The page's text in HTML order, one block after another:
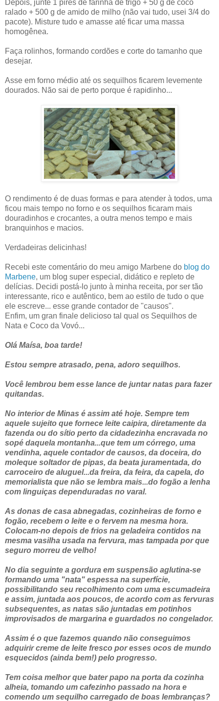
Depois, junte 1 pires de farinha de trigo + 50 g de coco
ralado + 500 g de amido de milho (não vai tudo, usei 3/4 do
pacote). Misture tudo e amasse até ficar uma massa
homogênea.
Faça rolinhos, formando cordões e corte do tamanho que
desejar.
Asse em forno médio até os sequilhos ficarem levemente
dourados. Não sai de perto porque é rapidinho...
O rendimento é de duas formas e para atender à todos, uma
ficou mais tempo no forno e os sequilhos ficaram mais
douradinhos e crocantes, a outra menos tempo e mais
branquinhos e macios.
Verdadeiras delicinhas!
Recebi este comentário do meu amigo Marbene do blog do
Marbene, um blog super especial, didático e repleto de
delícias. Decidi postá-lo junto à minha receita, por ser tão
interessante, rico e autêntico, bem ao estilo de tudo o que
ele escreve... esse grande contador de "causos".
Enfim, um gran finale delicioso tal qual os Sequilhos de
Nata e Coco da Vovó...
Olá Maísa, boa tarde!
Estou sempre atrasado, pena, adoro sequilhos.
Você lembrou bem esse lance de juntar natas para fazer
quitandas.
No interior de Minas é assim até hoje. Sempre tem
aquele sujeito que fornece leite caipira, diretamente da
fazenda ou do sítio perto da cidadezinha encravada no
sopé daquela montanha...que tem um córrego, uma
vendinha, aquele contador de causos, da doceira, do
moleque soltador de pipas, da beata juramentada, do
carroceiro de aluguel...da freira, da feira, da capela, do
memorialista que não se lembra mais...do fogão a lenha
com linguiças dependuradas no varal.
As donas de casa abnegadas, cozinheiras de forno e
fogão, recebem o leite e o fervem na mesma hora.
Colocam-no depois de frios na geladeira contidos na
mesma vasilha usada na fervura, mas tampada por que
seguro morreu de velho!
No dia seguinte a gordura em suspensão aglutina-se
formando uma "nata" espessa na superfície,
possibilitando seu recolhimento com uma escumadeira
e assim, juntada aos poucos, de acordo com as fervuras
subsequentes, as natas são juntadas em potinhos
improvisados de margarina e guardados no congelador.
Assim é o que fazemos quando não conseguimos
adquirir creme de leite fresco por esses ocos de mundo
esquecidos (ainda bem!) pelo progresso.
Tem coisa melhor que bater papo na porta da cozinha
alheia, tomando um cafezinho passado na hora e
comendo um sequilho carregado de boas lembranças?